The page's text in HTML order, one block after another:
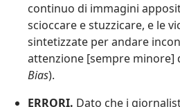
continuo di immagini
scioccare e stuzzicare, e le
sintetizzate per andare
attenzione [sempre minore]
Bias).
ERRORI. Dato che i